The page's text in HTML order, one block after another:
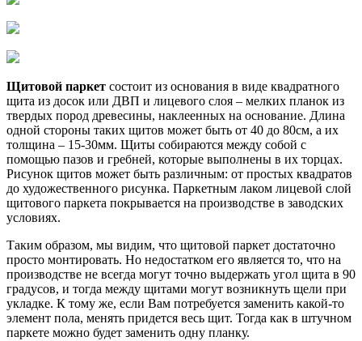
Щитовой паркет состоит из основания в виде квадратного
щита из досок или ДВП и лицевого слоя – мелких планок из
твердых пород древесины, наклеенных на основание. Длина
одной стороны таких щитов может быть от 40 до 80см, а их
толщина – 15-30мм. Щиты собираются между собой с
помощью пазов и гребней, которые выполнены в их торцах.
Рисунок щитов может быть различным: от простых квадратов
до художественного рисунка. Паркетным лаком лицевой слой
щитового паркета покрывается на производстве в заводских
условиях.
Таким образом, мы видим, что щитовой паркет достаточно
просто монтировать. Но недостатком его является то, что на
производстве не всегда могут точно выдержать угол щита в 90
градусов, и тогда между щитами могут возникнуть щели при
укладке. К тому же, если Вам потребуется заменить какой-то
элемент пола, менять придется весь щит. Тогда как в штучном
паркете можно будет заменить одну планку.